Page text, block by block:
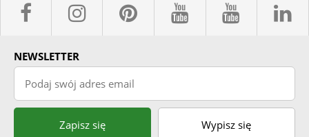
facebook sklepyBELPOL
instagram
pinterestyoutube
NEWSLETTER
Podaj swój adres email
Zapisz się Wypisz się